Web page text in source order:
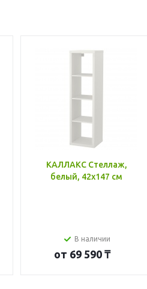
КАЛЛАКС Стеллаж,
белый, 42x147 см
В наличии
от 69 590 ₸